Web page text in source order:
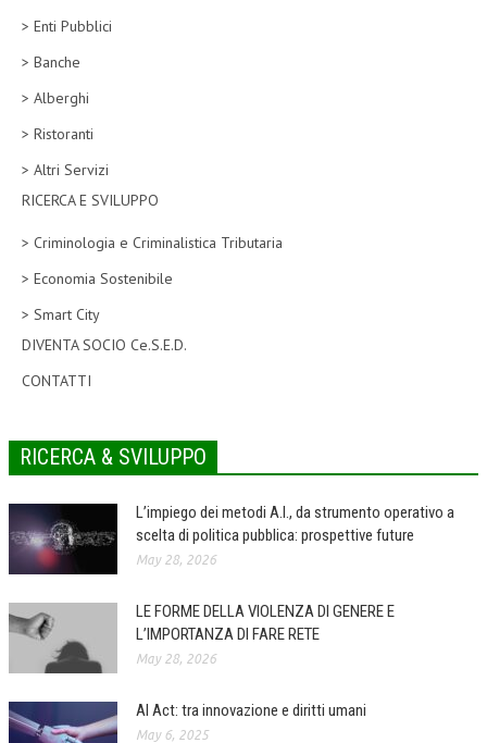
OBIETTIVI
DIREZIONE SCIENTIFICA
ALTA FORMAZIONE
LA RIVISTA
COMITATO EDITORIALE
PEER REVIEW
CODICE ETICO
AUTORI
COLLABORA CON NOI
CORPORATE SOCIAL RESPONSIBILITY
> Enti Pubblici
> Banche
> Alberghi
> Ristoranti
> Altri Servizi
RICERCA E SVILUPPO
> Criminologia e Criminalistica Tributaria
> Economia Sostenibile
> Smart City
DIVENTA SOCIO Ce.S.E.D.
CONTATTI
RICERCA & SVILUPPO
L’impiego dei metodi A.I., da strumento operativo a
scelta di politica pubblica: prospettive future
May 28, 2026
LE FORME DELLA VIOLENZA DI GENERE E
L’IMPORTANZA DI FARE RETE
May 28, 2026
AI Act: tra innovazione e diritti umani
May 6, 2025